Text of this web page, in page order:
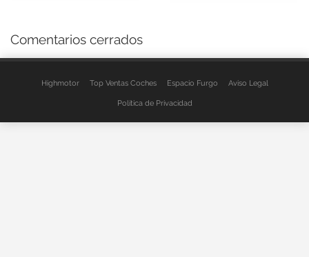
Comentarios cerrados
Highmotor Top Ventas Coches Espacio Furgo Aviso Legal
Política de Privacidad